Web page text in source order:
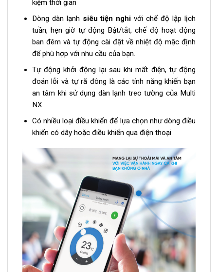
kiệm thời gian
Dòng dàn lạnh siêu tiện nghi với chế độ lập lịch
tuần, hẹn giờ tự động Bật/tắt, chế độ hoạt động
ban đêm và tự động cài đặt về nhiệt độ mặc định
để phù hợp với nhu cầu của bạn.
Tự động khởi động lại sau khi mất điện, tự động
đoán lỗi và tự rã đông là các tính năng khiến bạn
an tâm khi sử dụng dàn lạnh treo tường của Multi
NX.
Có nhiều loại điều khiển để lựa chọn như dòng điều
khiển có dây hoặc điều khiển qua điện thoại